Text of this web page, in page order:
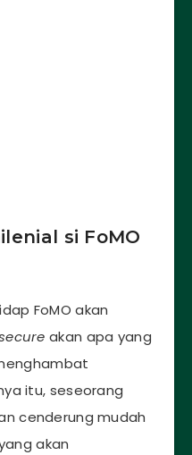
si FoMO
FoMO akan
akan apa yang
itu, seseorang
cenderung mudah
akan